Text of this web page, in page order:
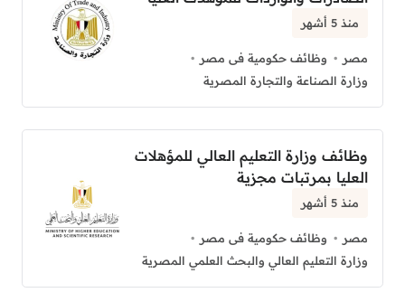
منذ 5 أشهر
مصر
وظائف حكومية فى مصر
وزارة الصناعة والتجارة المصرية
وظائف وزارة التعليم العالي للمؤهلات
العليا بمرتبات مجزية
منذ 5 أشهر
مصر
وظائف حكومية فى مصر
وزارة التعليم العالي والبحث العلمي المصرية